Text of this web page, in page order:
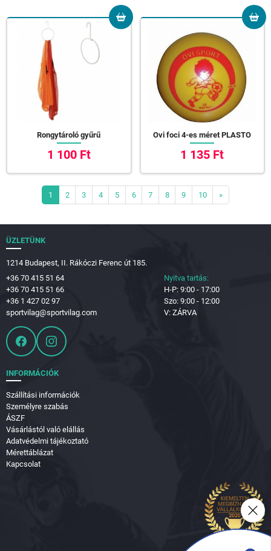
Rongytároló gyűrű
1 100 Ft
Ovi foci 4-es méret PLASTO
1 135 Ft
1 2 3 4 5 6 7 8 9 10 »
ÜZLETÜNK
1214 Budapest, II. Rákóczi Ferenc út 185.
+36 70 415 51 64
+36 70 415 51 66
+36 1 427 02 97
sportvilag@sportvilag.com
Nyitva tartás:
H-P: 9:00 - 17:00
Szo: 9:00 - 12:00
V: ZÁRVA
INFORMÁCIÓK
Szállítási információk
Személyre szabás
ÁSZF
Vásárlástól való elállás
Adatvédelmi tájékoztató
Mérettáblázat
Kapcsolat